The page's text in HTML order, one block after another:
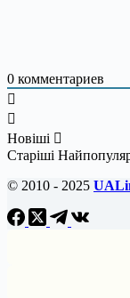
0 комментариев
Новіші
Старіші
© 2010 - 2025